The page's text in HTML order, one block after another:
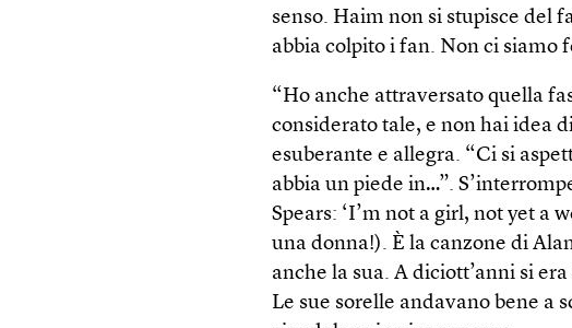
senso. Haim non si stupisce del
abbia colpito i fan. Non ci siamo
“Ho anche attraversato quella
considerato tale, e non hai idea
esuberante e allegra. “Ci si
abbia un piede in…”.
Spears: ‘I’m not a girl, not yet a
una donna!). È la canzone di
anche la sua. A diciott’anni si
Le sue sorelle andavano bene a